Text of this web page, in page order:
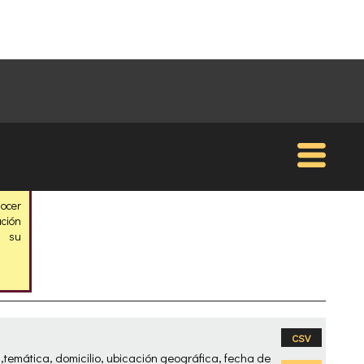
su
domicilio, ubicación geográfica, fecha de
CSV